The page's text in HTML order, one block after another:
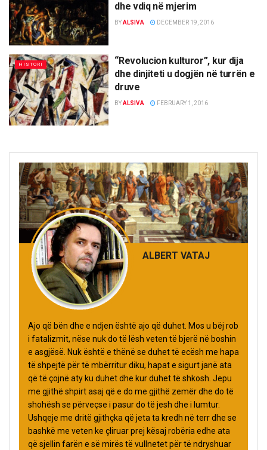
dhe vdiq në mjerim
BYALSIVA DECEMBER 19, 2016
HISTORI
“Revolucion kulturor”, kur dija
dhe dinjiteti u dogjën në turrën e
druve
BYALSIVA FEBRUARY 1, 2016
ALBERT VATAJ
Ajo që bën dhe e ndjen është ajo që duhet. Mos u bëj rob
i fatalizmit, nëse nuk do të lësh veten të bjerë në boshin
e asgjësë. Nuk është e thënë se duhet të ecësh me hapa
të shpejtë për të mbërritur diku, hapat e sigurt janë ata
që të çojnë aty ku duhet dhe kur duhet të shkosh. Jepu
me gjithë shpirt asaj që e do me gjithë zemër dhe do të
shohësh se përveçse i pasur do të jesh dhe i lumtur.
Ushqeje me dritë gjithçka që jeta ta kredh në terr dhe se
bashkë me veten ke çliruar prej kësaj robëria edhe ata
që sjellin farën e së mirës të vullnetet për të ndryshuar